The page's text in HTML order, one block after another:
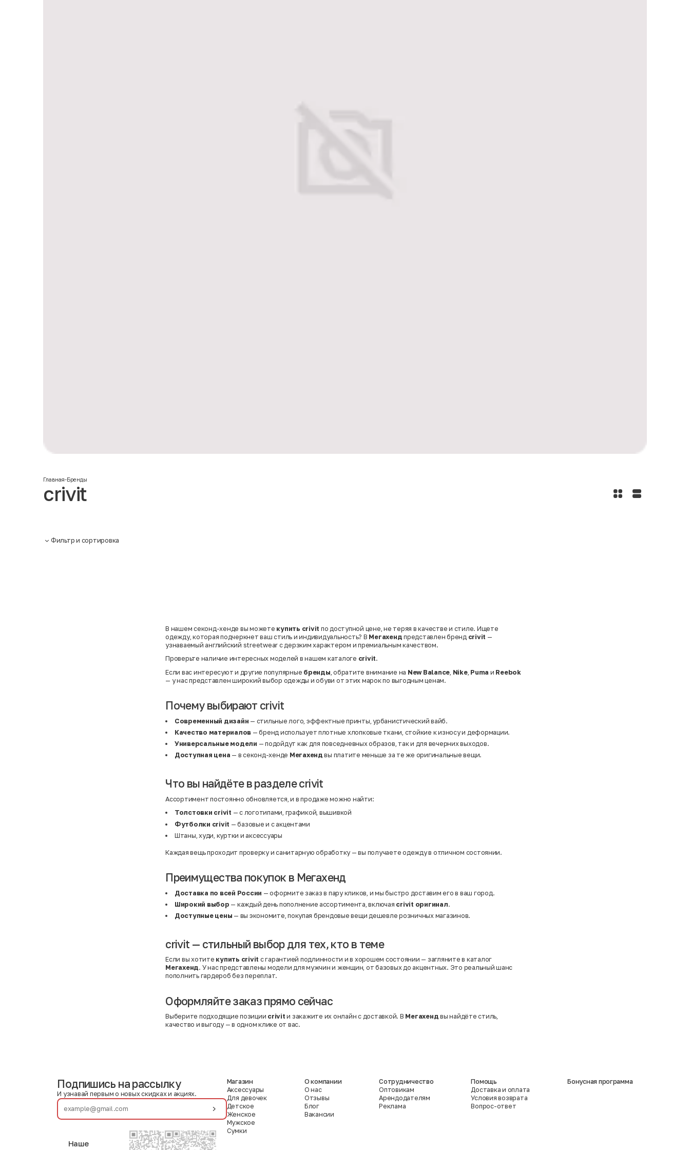
Главная-Бренды
crivit
Фильтр и сортировка
В нашем секонд-хенде вы можете купить crivit по доступной цене, не теряя в качестве и стиле. Ищете
одежду, которая подчеркнет ваш стиль и индивидуальность? В Мегахенд представлен бренд crivit —
узнаваемый английский streetwear с дерзким характером и премиальным качеством.
Проверьте наличие интересных моделей в нашем каталоге crivit.
Если вас интересуют и другие популярные бренды , обратите внимание на New Balance Nike, Puma и Reebok
— у нас представлен широкий выбор одежды и обуви от этих марок по выгодным ценам.
Почему выбирают crivit
Современный дизайн — стильные лого, эффектные принты, урбанистический вайб.
Качество материалов — бренд использует плотные хлопковые ткани, стойкие к износу и деформации.
Универсальные модели — подойдут как для повседневных образов, так и для вечерних выходов.
Доступная цена — в секонд-хенде Мегахенд вы платите меньше за те же оригинальные вещи.
Что вы найдёте в разделе crivit
Ассортимент постоянно обновляется, и в продаже можно найти:
Толстовки crivit — с логотипами, графикой, вышивкой
Футболки crivit — базовые и с акцентами
Штаны, худи, куртки и аксессуары
Каждая вещь проходит проверку и санитарную обработку — вы получаете одежду в отличном состоянии.
Преимущества покупок в Мегахенд
Доставка по всей России — оформите заказ в пару кликов, и мы быстро доставим его в ваш город.
Широкий выбор — каждый день пополнение ассортимента, включая crivit оригинал.
Доступные цены — вы экономите, покупая брендовые вещи дешевле розничных магазинов.
crivit — стильный выбор для тех, кто в теме
Если вы хотите купить crivit с гарантией подлинности и в хорошем состоянии — загляните в каталог
Мегахенд. У нас представлены модели для мужчин и женщин, от базовых до акцентных. Это реальный шанс
пополнить гардероб без переплат.
Оформляйте заказ прямо сейчас
Выберите подходящие позиции crivit и закажите их онлайн с доставкой. В Мегахенд вы найдёте стиль,
качество и выгоду — в одном клике от вас.
Подпишись на рассылку
И узнавай первым о новых скидках и акциях.
Наше
Магазин
Аксессуары
Для девочек
Детское
Женское
Мужское
Сумки
О компании
О нас
Отзывы
Блог
Вакансии
Сотрудничество
Оптовикам
Арендодателям
Реклама
Помощь
Доставка и оплата
Условия возврата
Вопрос-ответ
Бонусная программа